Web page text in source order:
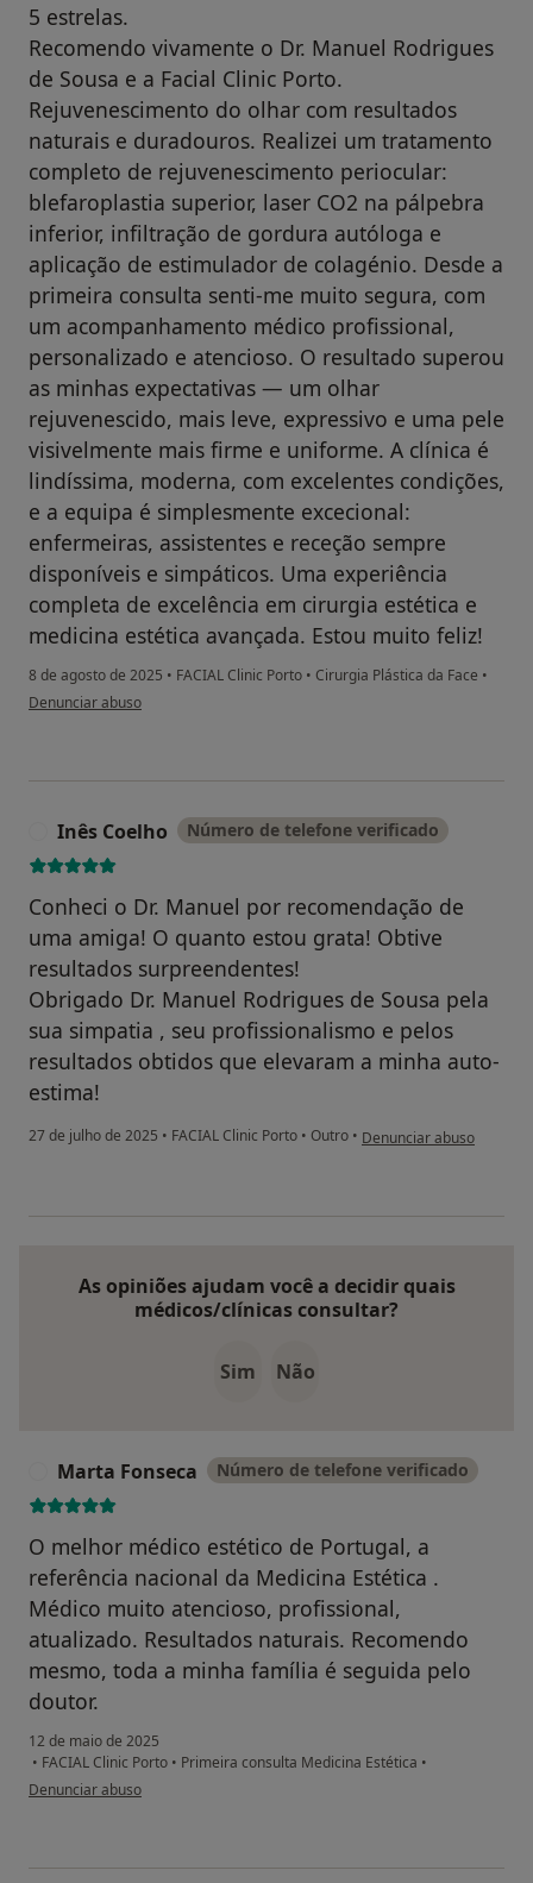
5 estrelas.
Recomendo vivamente o Dr. Manuel Rodrigues
de Sousa e a Facial Clinic Porto.
Rejuvenescimento do olhar com resultados
naturais e duradouros. Realizei um tratamento
completo de rejuvenescimento periocular:
blefaroplastia superior, laser CO2 na pálpebra
inferior, infiltração de gordura autóloga e
aplicação de estimulador de colagénio. Desde a
primeira consulta senti-me muito segura, com
um acompanhamento médico profissional,
personalizado e atencioso. O resultado superou
as minhas expectativas — um olhar
rejuvenescido, mais leve, expressivo e uma pele
visivelmente mais firme e uniforme. A clínica é
lindíssima, moderna, com excelentes condições,
e a equipa é simplesmente excecional:
enfermeiras, assistentes e receção sempre
disponíveis e simpáticos. Uma experiência
completa de excelência em cirurgia estética e
medicina estética avançada. Estou muito feliz!
8 de agosto de 2025 • FACIAL Clinic Porto • Cirurgia Plástica da Face •
na opinião do utilizador Carina Fernandes
Denunciar abuso
Inês Coelho Número de telefone verificado
Conheci o Dr. Manuel por recomendação de
uma amiga! O quanto estou grata! Obtive
resultados surpreendentes!
Obrigado Dr. Manuel Rodrigues de Sousa pela
sua simpatia , seu profissionalismo e pelos
resultados obtidos que elevaram a minha auto-
estima!
27 de julho de 2025 • FACIAL Clinic Porto • Outro • na opinião do utilizador
Denunciar abuso
As opiniões ajudam você a decidir quais
médicos/clínicas consultar?
Sim Não
Marta Fonseca Número de telefone verificado
O melhor médico estético de Portugal, a
referência nacional da Medicina Estética .
Médico muito atencioso, profissional,
atualizado. Resultados naturais. Recomendo
mesmo, toda a minha família é seguida pelo
doutor.
12 de maio de 2025
• FACIAL Clinic Porto • Primeira consulta Medicina Estética •
na opinião do utilizador Marta Fonseca
Denunciar abuso